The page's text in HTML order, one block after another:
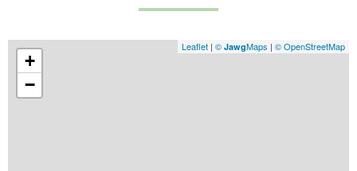
+
−
Leaflet | © JawgMaps | © OpenStreetMap